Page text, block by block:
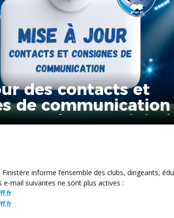
des contacts et
de
Football du
e-mail suivantes ne sont plus actives :